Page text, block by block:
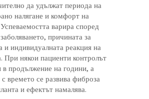
да удължат периода на
налягане и комфорт на
варира според
причината за
и индивидуалната реакция на
При някои пациенти контролът
продължение на години, а
времето се развива фиброза
и ефектът намалява.